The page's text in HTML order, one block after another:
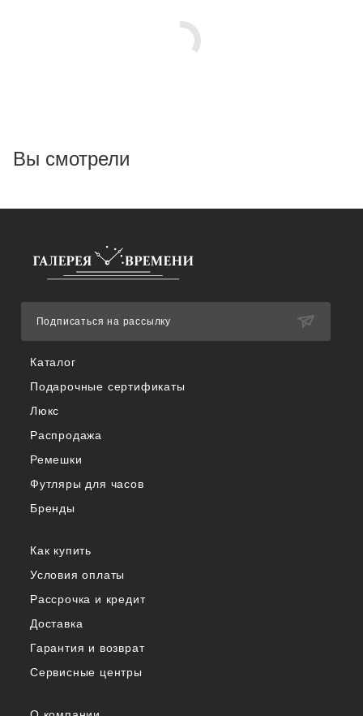
Вы смотрели
Каталог
Подарочные сертификаты
Люкс
Распродажа
Ремешки
Футляры для часов
Бренды
Как купить
Условия оплаты
Рассрочка и кредит
Доставка
Гарантия и возврат
Сервисные центры
Подписаться на рассылку